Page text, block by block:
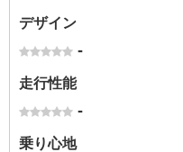
デザイン
-
走行性能
-
乗り心地